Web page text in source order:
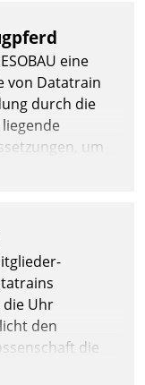
eine
von Datatrain
durch die
um
und weitere
die Uhr
den
die
oder PC.